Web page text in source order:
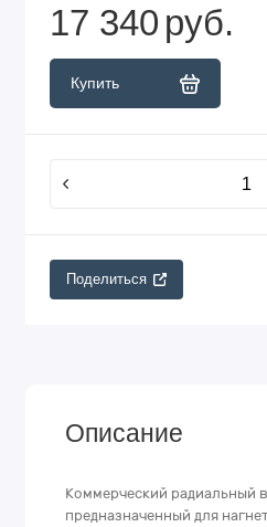
17 340 руб.
Купить
Поделиться
Описание
Коммерческий радиальный
предназначенный для